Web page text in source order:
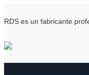
RDS es un fabricante